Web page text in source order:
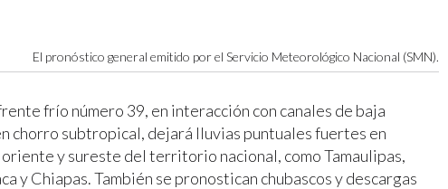
El pronóstico general emitido por el Servicio Meteorológico Nacional (SMN).
frío número 39, en interacción con canales de baja
chorro subtropical, dejará lluvias puntuales fuertes en
y sureste del territorio nacional, como Tamaulipas,
y Chiapas. También se pronostican chubascos y descargas